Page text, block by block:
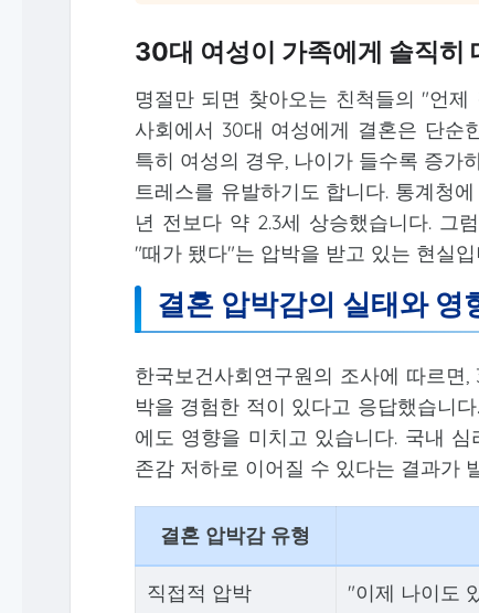
30대 여성이 가족에게 솔직히
명절만 되면 찾아오는 친척들의 "언
사회에서 30대 여성에게 결혼은 단순
특히 여성의 경우, 나이가 들수록 증가
트레스를 유발하기도 합니다. 통계청
년 전보다 약 2.3세 상승했습니다. 그
"때가 됐다"는 압박을 받고 있는 현실입
결혼 압박감의 실태와 영
한국보건사회연구원의 조사에 따르
박을 경험한 적이 있다고 응답했습니
에도 영향을 미치고 있습니다. 국내
존감 저하로 이어질 수 있다는 결과가
결혼 압박감 유형
직접적 압박 "이제 나이도